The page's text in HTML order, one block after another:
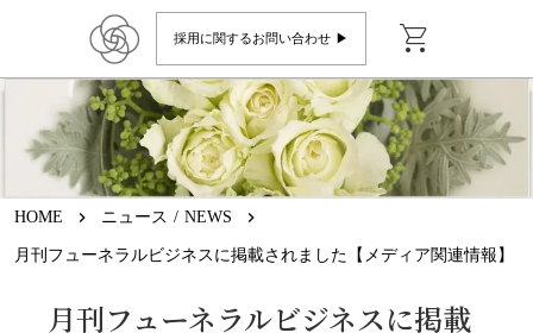
採用に関するお問い合わせ ▶︎ shopping_cart
HOME keyboard_arrow_right ニュース / NEWS keyboard_arrow_right
月刊フューネラルビジネスに掲載されました【メディア関連情報】
月刊フューネラルビジネスに掲載